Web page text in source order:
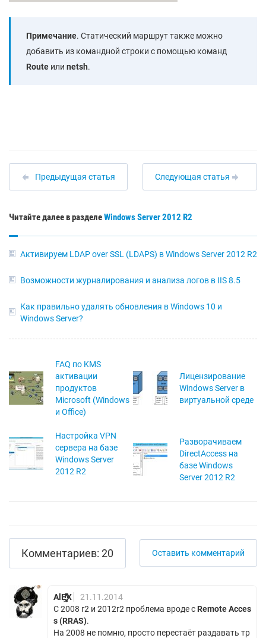
Примечание. Статический маршрут также можно
добавить из командной строки с помощью команд
Route или netsh.
Предыдущая статья Следующая статья
Читайте далее в разделеWindows Server 2012 R2
Активируем LDAP over SSL (LDAPS) в Windows Server 2012 R2
Возможности журналирования и анализа логов в IIS 8.5
Как правильно удалять обновления в Windows 10 и
Windows Server?
FAQ по KMS
активации
продуктов
Microsoft (Windows
и Office)
Лицензирование
Windows Server в
виртуальной среде
Настройка VPN
сервера на базе
Windows Server
2012 R2
Разворачиваем
DirectAccess на
базе Windows
Server 2012 R2
Комментариев: 20 Оставить комментарий
AlE͕̬̦̥͎̟̯ͪ̓̇͊̋̍̚X
21.11.2014
С 2008 r2 и 2012r2 проблема вроде с Remote Acces
s (RRAS).
На 2008 не помню, просто перестаёт раздавать тр